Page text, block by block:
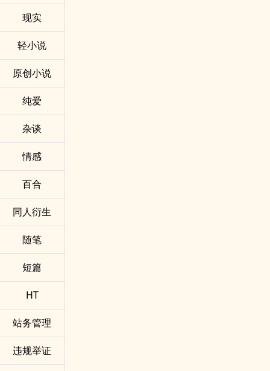
现实
轻小说
原创小说
纯爱
杂谈
情感
百合
同人衍生
随笔
短篇
HT
站务管理
违规举证